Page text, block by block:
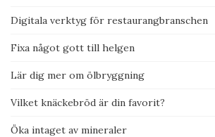
Digitala verktyg för restaurangbranschen
Fixa något gott till helgen
Lär dig mer om ölbryggning
Vilket knäckebröd är din favorit?
Öka intaget av mineraler